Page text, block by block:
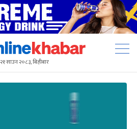
२१ साउन २०८३, बिहीबार